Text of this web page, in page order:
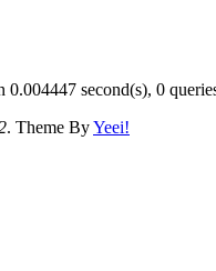
0.004447 second(s), 0
. Theme ByYeei!